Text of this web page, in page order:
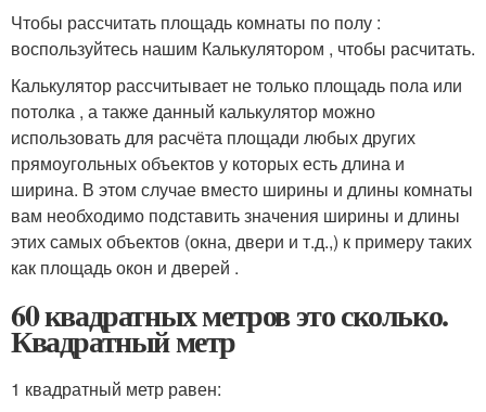
Чтобы рассчитать площадь комнаты по полу :
воспользуйтесь нашим Калькулятором , чтобы расчитать.
Калькулятор рассчитывает не только площадь пола или
потолка , а также данный калькулятор можно
использовать для расчёта площади любых других
прямоугольных объектов у которых есть длина и
ширина. В этом случае вместо ширины и длины комнаты
вам необходимо подставить значения ширины и длины
этих самых объектов (окна, двери и т.д.,) к примеру таких
как площадь окон и дверей .
60 квадратных метров это сколько.
Квадратный метр
1 квадратный метр равен: